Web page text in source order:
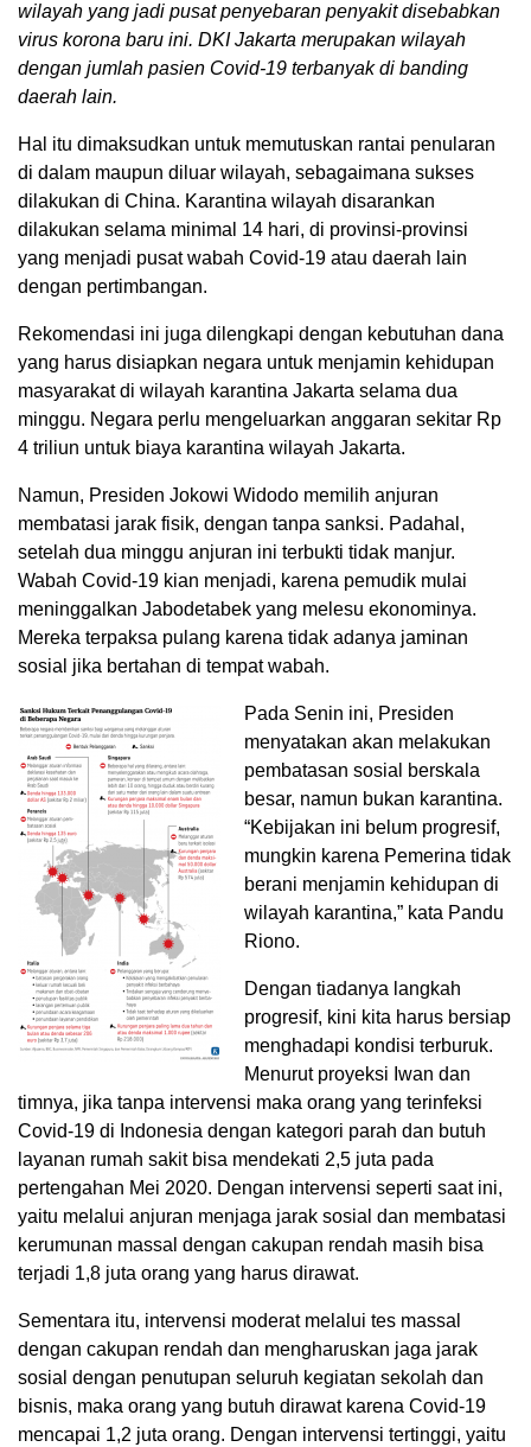
wilayah yang jadi pusat penyebaran penyakit disebabkan
virus korona baru ini. DKI Jakarta merupakan wilayah
dengan jumlah pasien Covid-19 terbanyak di banding
daerah lain.
Hal itu dimaksudkan untuk memutuskan rantai penularan
di dalam maupun diluar wilayah, sebagaimana sukses
dilakukan di China. Karantina wilayah disarankan
dilakukan selama minimal 14 hari, di provinsi-provinsi
yang menjadi pusat wabah Covid-19 atau daerah lain
dengan pertimbangan.
Rekomendasi ini juga dilengkapi dengan kebutuhan dana
yang harus disiapkan negara untuk menjamin kehidupan
masyarakat di wilayah karantina Jakarta selama dua
minggu. Negara perlu mengeluarkan anggaran sekitar Rp
4 triliun untuk biaya karantina wilayah Jakarta.
Namun, Presiden Jokowi Widodo memilih anjuran
membatasi jarak fisik, dengan tanpa sanksi. Padahal,
setelah dua minggu anjuran ini terbukti tidak manjur.
Wabah Covid-19 kian menjadi, karena pemudik mulai
meninggalkan Jabodetabek yang melesu ekonominya.
Mereka terpaksa pulang karena tidak adanya jaminan
sosial jika bertahan di tempat wabah.
Pada Senin ini, Presiden
menyatakan akan melakukan
pembatasan sosial berskala
besar, namun bukan karantina.
“Kebijakan ini belum progresif,
mungkin karena Pemerina tidak
berani menjamin kehidupan di
wilayah karantina,” kata Pandu
Riono.
Dengan tiadanya langkah
progresif, kini kita harus bersiap
menghadapi kondisi terburuk.
Menurut proyeksi Iwan dan
timnya, jika tanpa intervensi maka orang yang terinfeksi
Covid-19 di Indonesia dengan kategori parah dan butuh
layanan rumah sakit bisa mendekati 2,5 juta pada
pertengahan Mei 2020. Dengan intervensi seperti saat ini,
yaitu melalui anjuran menjaga jarak sosial dan membatasi
kerumunan massal dengan cakupan rendah masih bisa
terjadi 1,8 juta orang yang harus dirawat.
Sementara itu, intervensi moderat melalui tes massal
dengan cakupan rendah dan mengharuskan jaga jarak
sosial dengan penutupan seluruh kegiatan sekolah dan
bisnis, maka orang yang butuh dirawat karena Covid-19
mencapai 1,2 juta orang. Dengan intervensi tertinggi, yaitu